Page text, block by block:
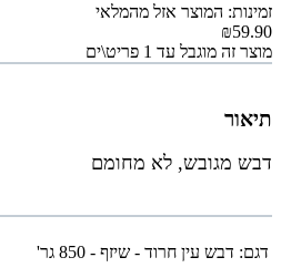
זמינות: המוצר אזל מהמלאי
₪59.90
מוצר זה מוגבל עד 1 פריט\ים
תיאור
דבש מגובש, לא מחומם
דגם: דבש עין חרוד - שיזף - 850 גר'